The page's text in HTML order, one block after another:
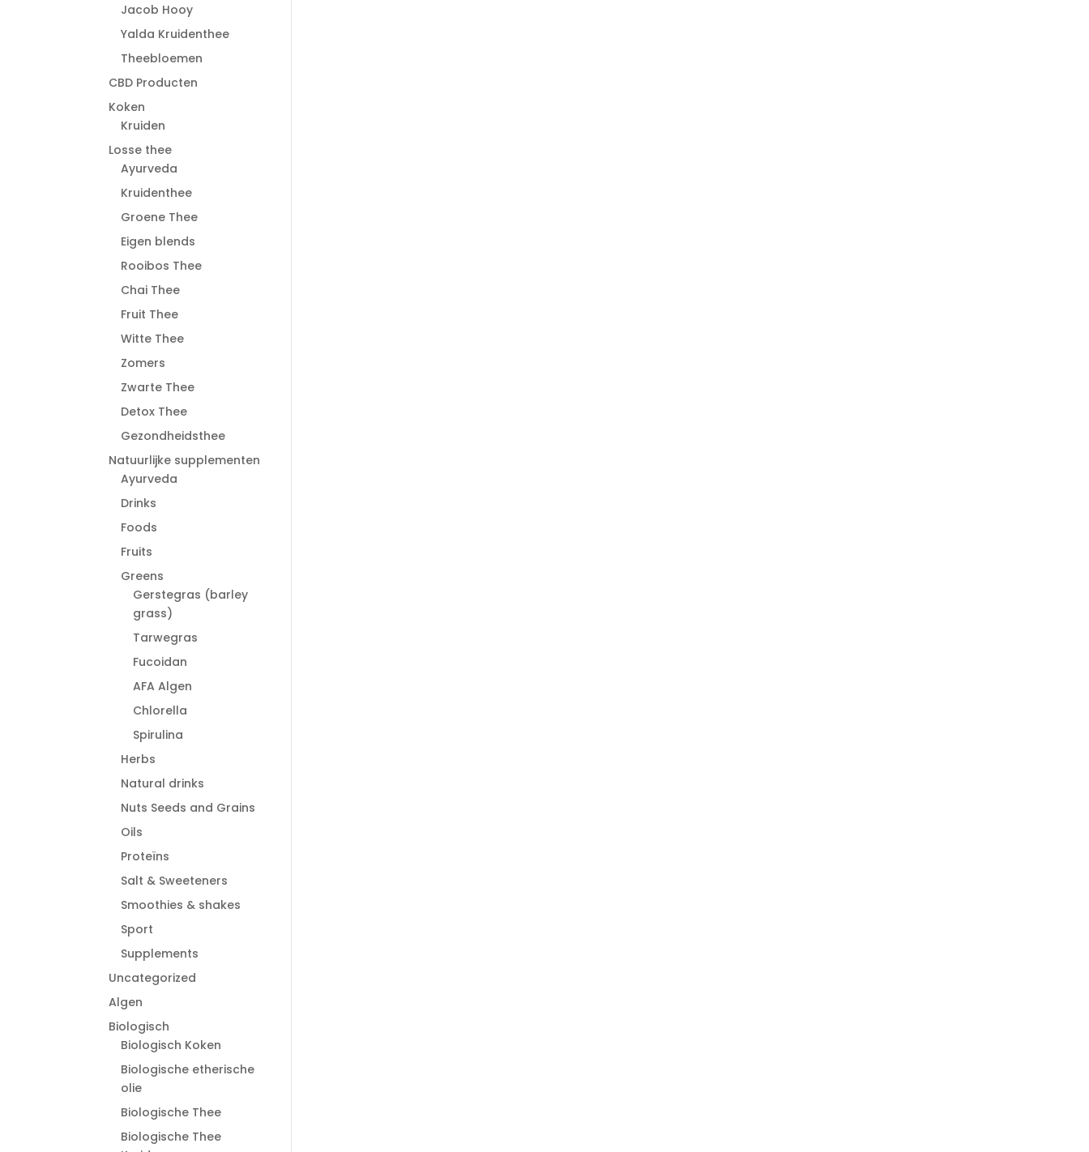
Jacob Hooy
Yalda Kruidenthee
Theebloemen
CBD Producten
Koken
Kruiden
Losse thee
Ayurveda
Kruidenthee
Groene Thee
Eigen blends
Rooibos Thee
Chai Thee
Fruit Thee
Witte Thee
Zomers
Zwarte Thee
Detox Thee
Gezondheidsthee
Natuurlijke supplementen
Ayurveda
Drinks
Foods
Fruits
Greens
Gerstegras (barley
grass)
Tarwegras
Fucoidan
AFA Algen
Chlorella
Spirulina
Herbs
Natural drinks
Nuts Seeds and Grains
Oils
Proteïns
Salt & Sweeteners
Smoothies & shakes
Sport
Supplements
Uncategorized
Algen
Biologisch
Biologisch Koken
Biologische etherische
olie
Biologische Thee
Biologische Thee